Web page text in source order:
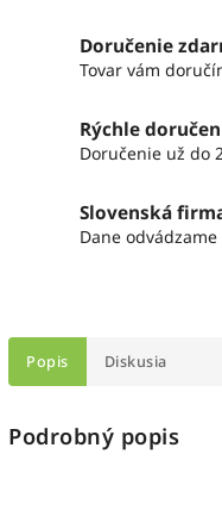
Doručenie
Tovar vám
Rýchle
Doručenie už do
Slovenská
Dane
Popis Diskusia
Podrobný popis